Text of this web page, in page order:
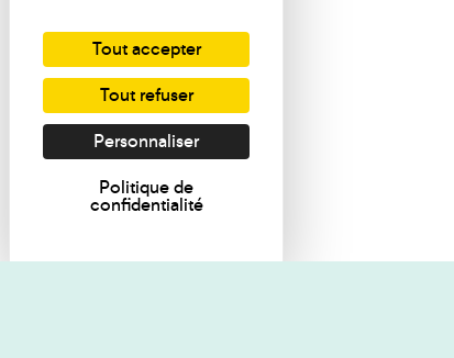
Tout accepter
Tout refuser
Personnaliser
Politique de
confidentialité